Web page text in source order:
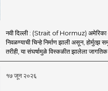
नवी दिल्ली : (Strait of Hormuz) अमेरिका
निवळण्याची चिन्हे निर्माण झाली असून,
तरीही, या संघर्षामुळे विस्कळीत झालेला
१७ जून २०२६